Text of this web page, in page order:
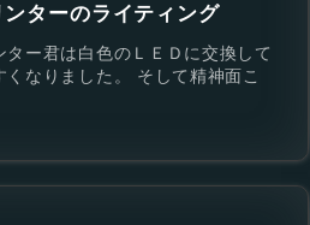
ンターのライティング
ター君は白色のＬＥＤに交換して
くなりました。 そして精神面こ